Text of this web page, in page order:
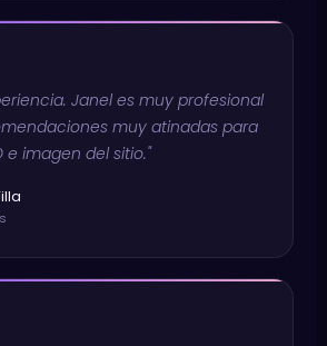
Janel es muy profesional
muy atinadas para
e imagen del sitio."